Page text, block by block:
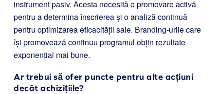
instrument pasiv. Acesta necesită o promovare activă
pentru a determina înscrierea și o analiză continuă
pentru optimizarea eficacității sale. Branding-urile care
își promovează continuu programul obțin rezultate
exponențial mai bune.
Ar trebui să ofer puncte pentru alte acțiuni
decât achizițiile?